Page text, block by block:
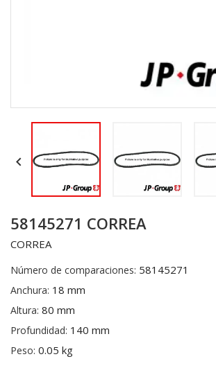

58145271 CORREA
CORREA
Número de comparaciones: 58145271
Anchura: 18 mm
Altura: 80 mm
Profundidad: 140 mm
Peso: 0.05 kg